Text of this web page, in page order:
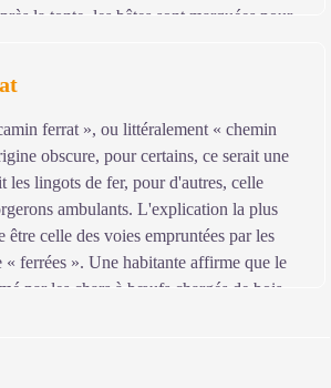
la tonte, les bêtes sont marquées pour
à d'autres troupeaux. Autrefois,
les bêtes à la peinture. Des
du Vigan.
ferrat », ou littéralement « chemin
obscure, pour certains, ce serait une
les lingots de fer, pour d'autres, celle
ambulants. L'explication la plus
être celle des voies empruntées par les
« ferrées ». Une habitante affirme que le
par les chars à bœufs chargés de bois.